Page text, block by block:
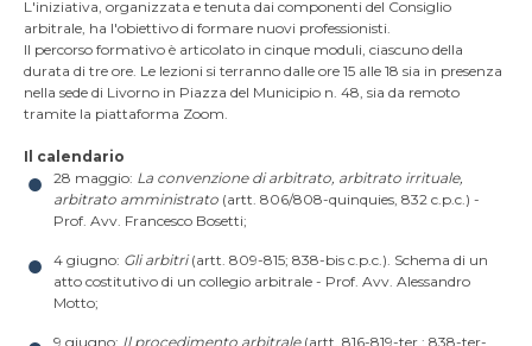
L'iniziativa, organizzata e tenuta dai componenti del Consiglio
arbitrale, ha l'obiettivo di formare nuovi professionisti.
Il percorso formativo è articolato in cinque moduli, ciascuno della
durata di tre ore. Le lezioni si terranno dalle ore 15 alle 18 sia in presenza
nella sede di Livorno in Piazza del Municipio n. 48, sia da remoto
tramite la piattaforma Zoom.
Il calendario
28 maggio: La convenzione di arbitrato, arbitrato irrituale,
arbitrato amministrato (artt. 806/808-quinquies, 832 c.p.c.) -
Prof. Avv. Francesco Bosetti;
4 giugno: Gli arbitri(artt. 809-815; 838-bis c.p.c.). Schema di un
atto costitutivo di un collegio arbitrale - Prof. Avv. Alessandro
Motto;
9 giugno: Il procedimento arbitrale (artt. 816-819-ter.; 838-ter-